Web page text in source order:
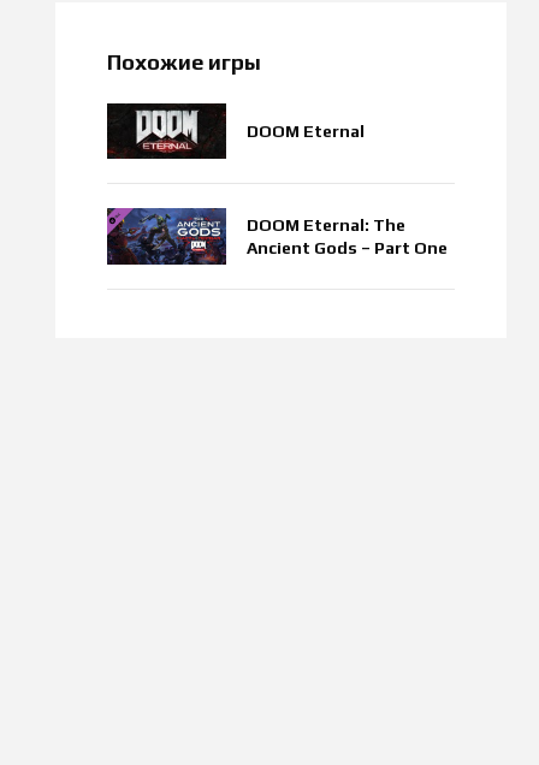
Похожие игры
DOOM Eternal
DOOM Eternal: The
Ancient Gods – Part One